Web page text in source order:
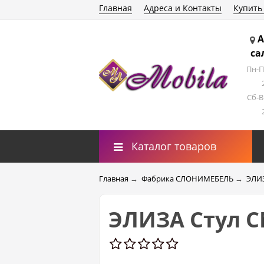
Главная Адреса и Контакты
Пн-
Сб-
Каталог товаров
Главная → Фабрика СЛОНИМЕБЕЛЬ →
ЭЛИЗА Стул